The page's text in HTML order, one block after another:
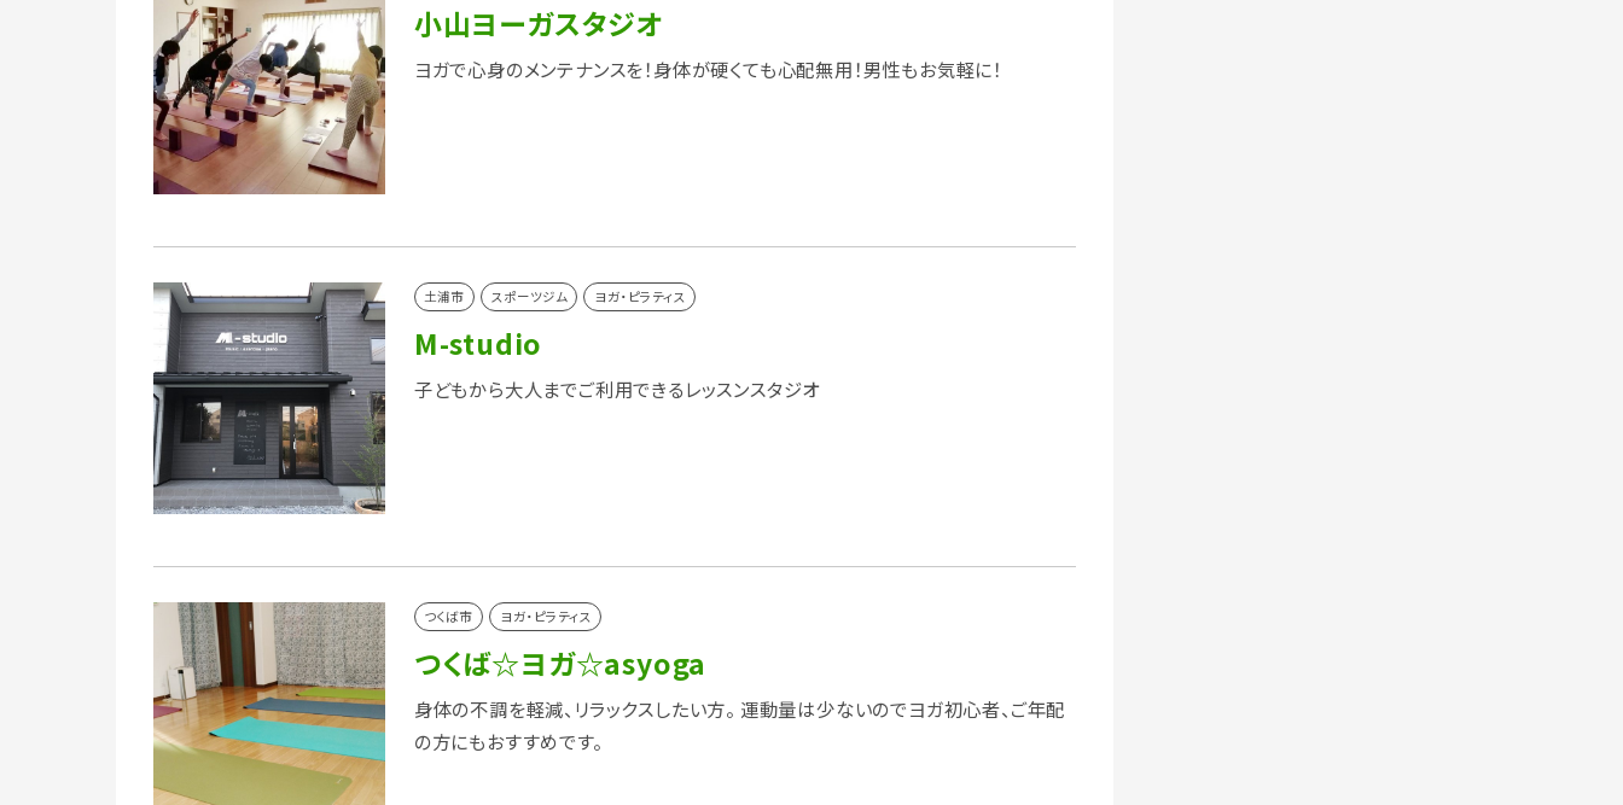
小山ヨーガスタジオ
ヨガで心身のメンテナンスを！身体が硬くても心配無用！男性もお気軽に！
土浦市 スポーツジム ヨガ・ピラティス
M-studio
子どもから大人までご利用できるレッスンスタジオ
つくば市 ヨガ・ピラティス
つくば☆ヨガ☆asyoga
身体の不調を軽減、リラックスしたい方。 運動量は少ないのでヨガ初心者、ご年配
の方にもおすすめです。